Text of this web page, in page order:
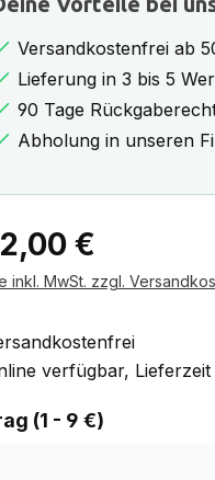
Versandkostenfrei ab
Lieferung in 3 bis 5
90 Tage
Abholung in unseren
Preis:
€
inkl. MwSt. zzgl.
verfügbar,
(1 - 9 €)auswählen